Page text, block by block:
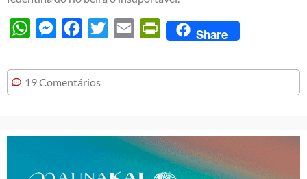
WhatsAppMessengerFacebook
Twitter Email PrintFriendly
Share
19 Comentários